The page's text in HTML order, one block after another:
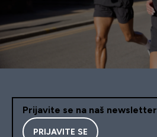
Prijavite se na naš newsletter
PRIJAVITE SE